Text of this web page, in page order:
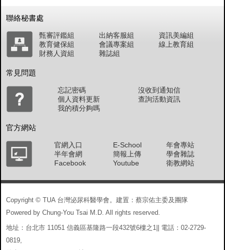
聯絡秘書處
甄審評鑑組
教育健保組
財務人資組
出納客服組
會議專案組
雜誌組
資訊美編組
線上教育組
常見問題
忘記密碼
個人資料更新
我的積分夠嗎
沒收到通知信
查詢活動資訊
官方網站
官網入口
半年會網
Facebook
E-School
簡報上傳
Youtube
年會專站
學會雜誌
衛教網站
Copyright © TUA 台灣泌尿科醫學會。建置：蔡宗佑主委及團隊
Powered by Chung-You Tsai M.D. All rights reserved.
地址：台北市 11051 信義區基隆路一段432號6樓之1|| 電話：02-2729-
0819,